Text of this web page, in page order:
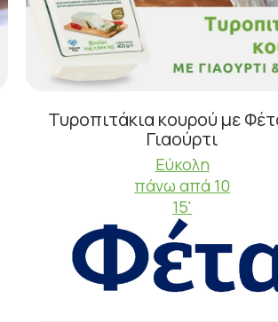
Τυροπιτάκια κουρού με
Γιαούρτι
Εύκολη
πάνω απά 10
15'